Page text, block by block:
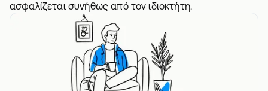
ασφαλίζεται συνήθως από τον ιδιοκτήτη.